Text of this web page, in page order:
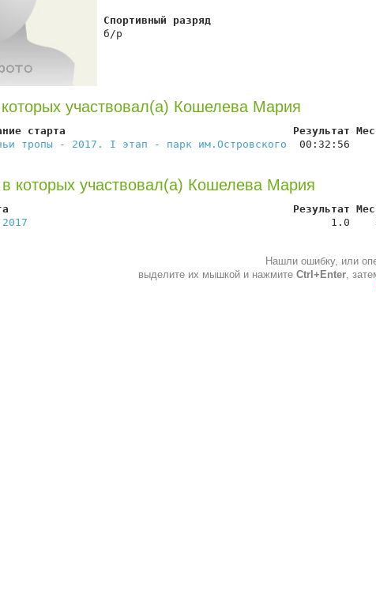
Спортивный разряд
б/р
участвовал(а) Кошелева Мария
старта                                    Результат Место
тропы - 2017. I этап - парк им.Островского
00:32:56
в которых участвовал(а) Кошелева Мария
Результат
1.0
Нашли ошибку, или
выделите их мышкой и нажмите Ctrl+Enter,